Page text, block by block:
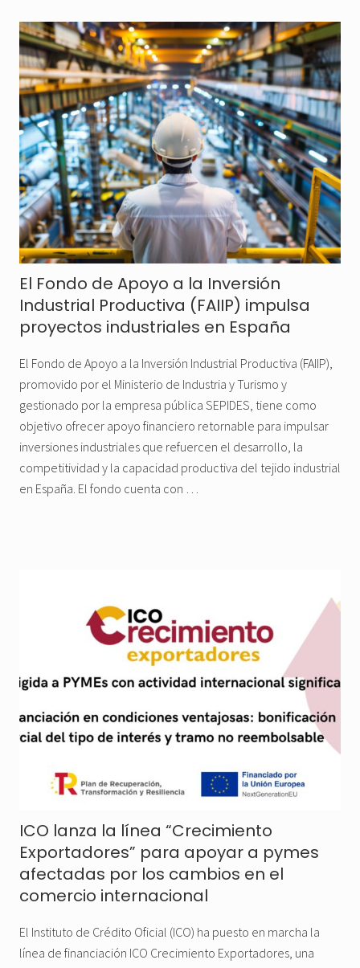
El Fondo de Apoyo a la Inversión
Industrial Productiva (FAIIP) impulsa
proyectos industriales en España
El Fondo de Apoyo a la Inversión Industrial Productiva (FAIIP),
promovido por el Ministerio de Industria y Turismo y
gestionado por la empresa pública SEPIDES, tiene como
objetivo ofrecer apoyo financiero retornable para impulsar
inversiones industriales que refuercen el desarrollo, la
competitividad y la capacidad productiva del tejido industrial
en España. El fondo cuenta con …
ICO lanza la línea “Crecimiento
Exportadores” para apoyar a pymes
afectadas por los cambios en el
comercio internacional
El Instituto de Crédito Oficial (ICO) ha puesto en marcha la
línea de financiación ICO Crecimiento Exportadores, una